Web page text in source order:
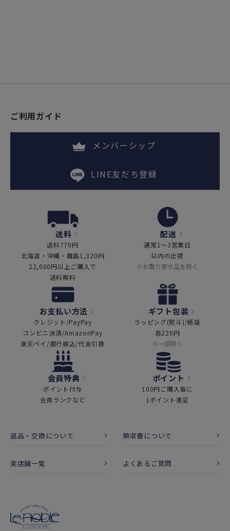
ご利用ガイド
メンバーシップ
LINE友だち登録
送料
送料770円
北海道・沖縄・離島1,320円
22,000円以上ご購入で
送料無料
配送
通常1～3営業日
以内の出荷
※お取り寄せ品を除く
お支払い方法
クレジット/PayPay
コンビニ決済/AmazonPay
楽天ペイ/銀行振込/代金引換
ギフト包装
ラッピング(熨斗)/紙袋
各220円
※一部除く
会員特典
ポイント付与
会員ランクなど
ポイント
100円ご購入毎に
1ポイント進呈
返品・交換について 領収書について
実店舗一覧 よくあるご質問